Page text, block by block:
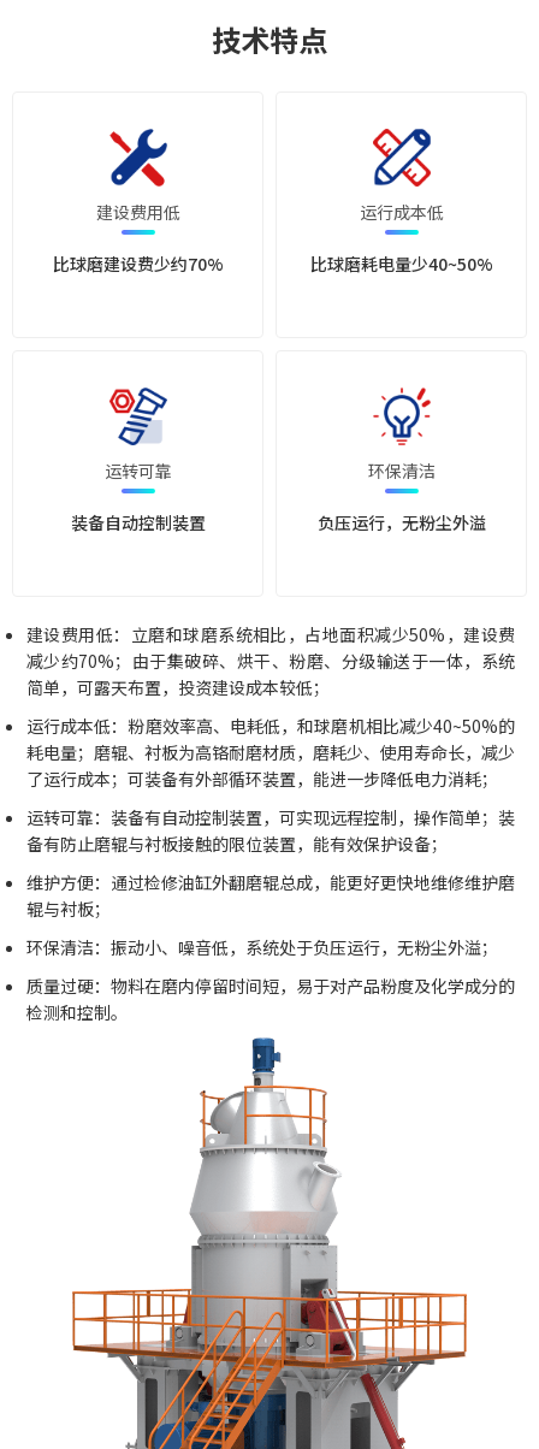
技术特点
建设费用低
比球磨建设费少约70%
运行成本低
比球磨耗电量少40~50%
运转可靠
装备自动控制装置
环保清洁
负压运行，无粉尘外溢
建设费用低：立磨和球磨系统相比，占地面积减少50%，建设费
减少约70%；由于集破碎、烘干、粉磨、分级输送于一体，系统
简单，可露天布置，投资建设成本较低；
运行成本低：粉磨效率高、电耗低，和球磨机相比减少40~50%的
耗电量；磨辊、衬板为高铬耐磨材质，磨耗少、使用寿命长，减少
了运行成本；可装备有外部循环装置，能进一步降低电力消耗；
运转可靠：装备有自动控制装置，可实现远程控制，操作简单；装
备有防止磨辊与衬板接触的限位装置，能有效保护设备；
维护方便：通过检修油缸外翻磨辊总成，能更好更快地维修维护磨
辊与衬板；
环保清洁：振动小、噪音低，系统处于负压运行，无粉尘外溢；
质量过硬：物料在磨内停留时间短，易于对产品粉度及化学成分的
检测和控制。